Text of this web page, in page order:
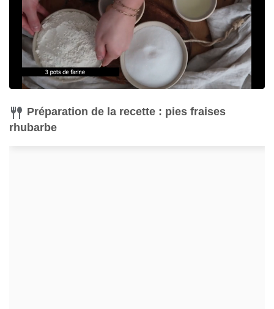
Préparation de la recette : pies fraises
rhubarbe